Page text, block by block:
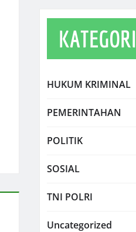
KATEGORI
HUKUM KRIMINAL
PEMERINTAHAN
POLITIK
SOSIAL
TNI POLRI
Uncategorized